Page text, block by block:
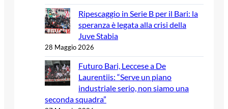
Ripescaggio in Serie B per il Bari: la
speranza è legata alla crisi della
Juve Stabia
28 Maggio 2026
Futuro Bari, Leccese a De
Laurentiis: “Serve un piano
industriale serio, non siamo una
seconda squadra”